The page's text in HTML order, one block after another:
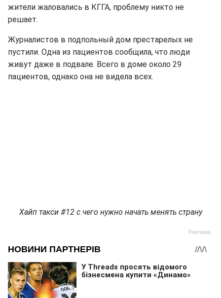
жители жаловались в КГГА, проблему никто не
решает.
Журналистов в подпольный дом престарелых не
пустили. Одна из пациентов сообщила, что люди
живут даже в подвале. Всего в доме около 29
пациентов, однако она не видела всех.
Хайп такси #12 с чего нужно начать менять страну